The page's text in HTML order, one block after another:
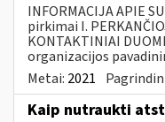
INFORMACIJA APIE
pirkimai I.
KONTAKTINIAI
organizacijos
Metai: 2021
Kaip nutraukti